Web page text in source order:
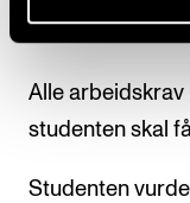
Alle
studenten skal
Studenten